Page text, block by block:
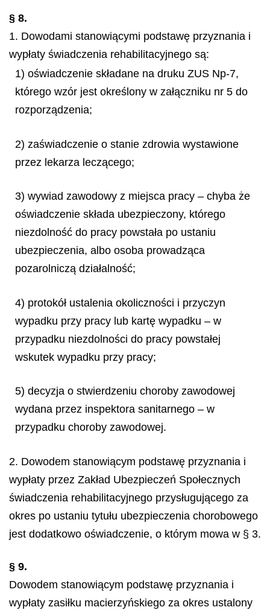
§ 8.
1. Dowodami stanowiącymi podstawę przyznania i
wypłaty świadczenia rehabilitacyjnego są:
1) oświadczenie składane na druku ZUS Np-7,
którego wzór jest określony w załączniku nr 5 do
rozporządzenia;
2) zaświadczenie o stanie zdrowia wystawione
przez lekarza leczącego;
3) wywiad zawodowy z miejsca pracy – chyba że
oświadczenie składa ubezpieczony, którego
niezdolność do pracy powstała po ustaniu
ubezpieczenia, albo osoba prowadząca
pozarolniczą działalność;
4) protokół ustalenia okoliczności i przyczyn
wypadku przy pracy lub kartę wypadku – w
przypadku niezdolności do pracy powstałej
wskutek wypadku przy pracy;
5) decyzja o stwierdzeniu choroby zawodowej
wydana przez inspektora sanitarnego – w
przypadku choroby zawodowej.
2. Dowodem stanowiącym podstawę przyznania i
wypłaty przez Zakład Ubezpieczeń Społecznych
świadczenia rehabilitacyjnego przysługującego za
okres po ustaniu tytułu ubezpieczenia chorobowego
jest dodatkowo oświadczenie, o którym mowa w § 3.
§ 9.
Dowodem stanowiącym podstawę przyznania i
wypłaty zasiłku macierzyńskiego za okres ustalony